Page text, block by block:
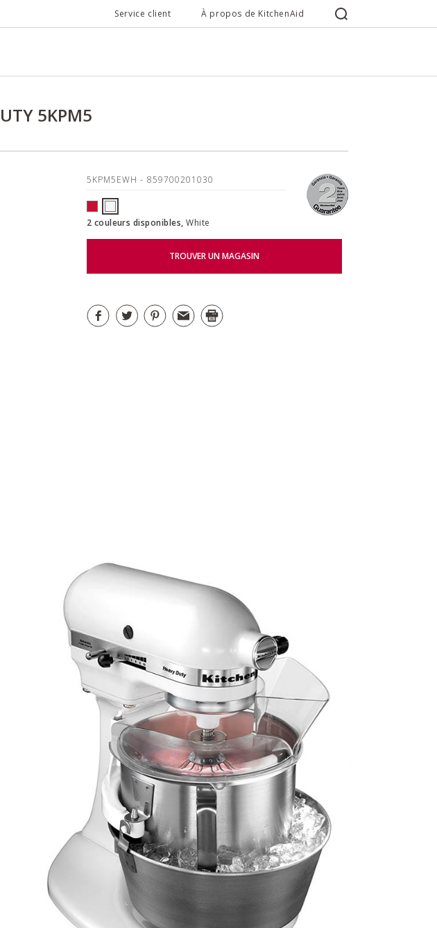
Service client À propos de KitchenAid
5KPM5
5KPM5EWH- 859700201030
2 couleurs disponibles,White
TROUVER UN MAGASIN